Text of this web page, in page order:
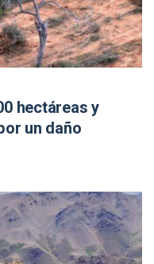
hectáreas y
un daño